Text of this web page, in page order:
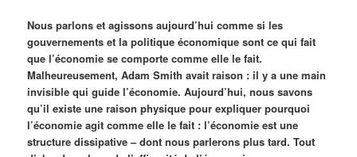
Nous parlons et agissons aujourd’hui comme si les
gouvernements et la politique économique sont ce qui fait
que l’économie se comporte comme elle le fait.
Malheureusement, Adam Smith avait raison : il y a une main
invisible qui guide l’économie. Aujourd’hui, nous savons
qu’il existe une raison physique pour expliquer pourquoi
l’économie agit comme elle le fait : l’économie est une
structure dissipative – dont nous parlerons plus tard. Tout